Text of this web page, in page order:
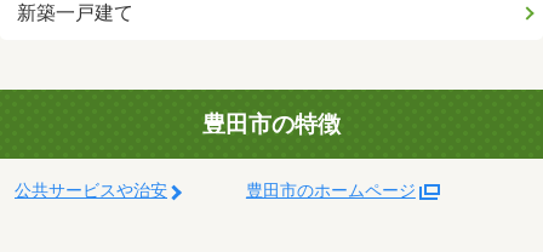
新築一戸建て
豊田市の特徴
公共サービスや治安 豊田市のホームページ